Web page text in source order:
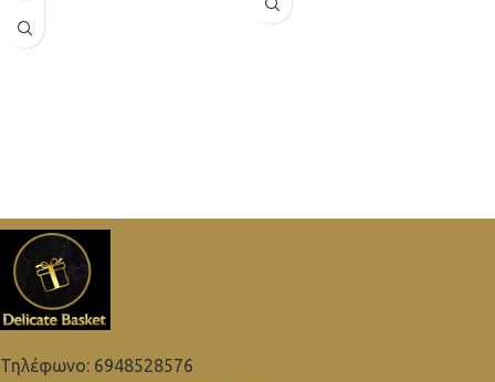
Τηλέφωνο: 6948528576